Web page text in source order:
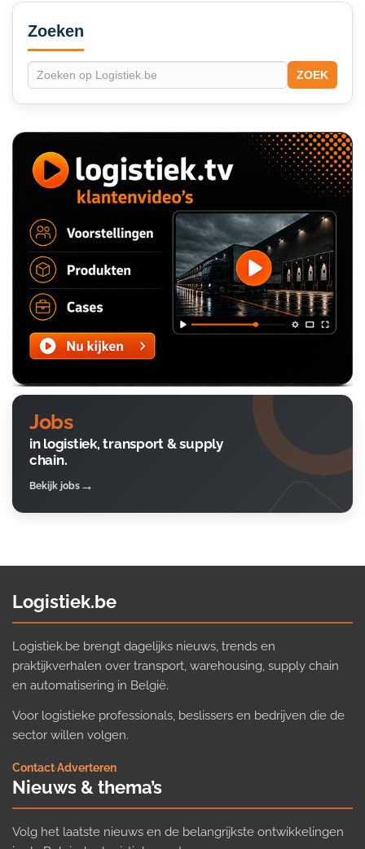
Secondary
Sidebar
Zoeken
ZOEK
Jobs
in logistiek, transport & supply
chain.
Bekijk jobs
Logistiek.be
Logistiek.be brengt dagelijks nieuws, trends en
praktijkverhalen over transport, warehousing, supply chain
en automatisering in België.
Voor logistieke professionals, beslissers en bedrijven die de
sector willen volgen.
Contact·Adverteren
Nieuws & thema’s
Volg het laatste nieuws en de belangrijkste ontwikkelingen